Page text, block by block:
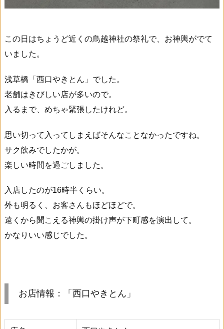
この日はちょうど近くの鳥越神社の祭礼で、お神輿がでて
いました。
浅草橋「西口やきとん」でした。
老舗はきびしい店が多いので。
入るまで、めちゃ緊張したけれど。
思い切って入ってしまえばそんなことなかったですね。
サク飲みでしたかが。
楽しい時間を過ごしました。
入店したのが16時半くらい。
外も明るく、お客さんもほどほどで。
遠くから聞こえる神輿の掛け声が下町感を演出して。
かなりいい感じでした。
お店情報：「西口やきとん」